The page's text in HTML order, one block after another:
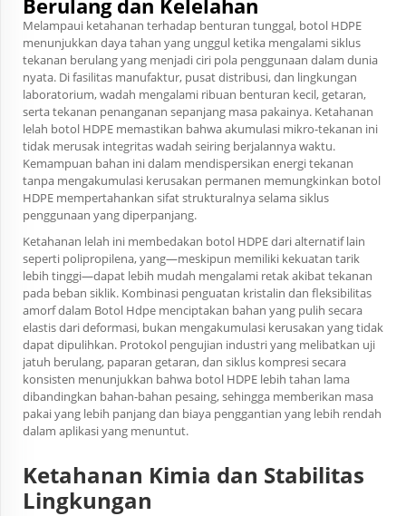
Berulang dan Kelelahan
Melampaui ketahanan terhadap benturan tunggal, botol HDPE
menunjukkan daya tahan yang unggul ketika mengalami siklus
tekanan berulang yang menjadi ciri pola penggunaan dalam dunia
nyata. Di fasilitas manufaktur, pusat distribusi, dan lingkungan
laboratorium, wadah mengalami ribuan benturan kecil, getaran,
serta tekanan penanganan sepanjang masa pakainya. Ketahanan
lelah botol HDPE memastikan bahwa akumulasi mikro-tekanan ini
tidak merusak integritas wadah seiring berjalannya waktu.
Kemampuan bahan ini dalam mendispersikan energi tekanan
tanpa mengakumulasi kerusakan permanen memungkinkan botol
HDPE mempertahankan sifat strukturalnya selama siklus
penggunaan yang diperpanjang.
Ketahanan lelah ini membedakan botol HDPE dari alternatif lain
seperti polipropilena, yang—meskipun memiliki kekuatan tarik
lebih tinggi—dapat lebih mudah mengalami retak akibat tekanan
pada beban siklik. Kombinasi penguatan kristalin dan fleksibilitas
amorf dalam Botol Hdpe menciptakan bahan yang pulih secara
elastis dari deformasi, bukan mengakumulasi kerusakan yang tidak
dapat dipulihkan. Protokol pengujian industri yang melibatkan uji
jatuh berulang, paparan getaran, dan siklus kompresi secara
konsisten menunjukkan bahwa botol HDPE lebih tahan lama
dibandingkan bahan-bahan pesaing, sehingga memberikan masa
pakai yang lebih panjang dan biaya penggantian yang lebih rendah
dalam aplikasi yang menuntut.
Ketahanan Kimia dan Stabilitas
Lingkungan